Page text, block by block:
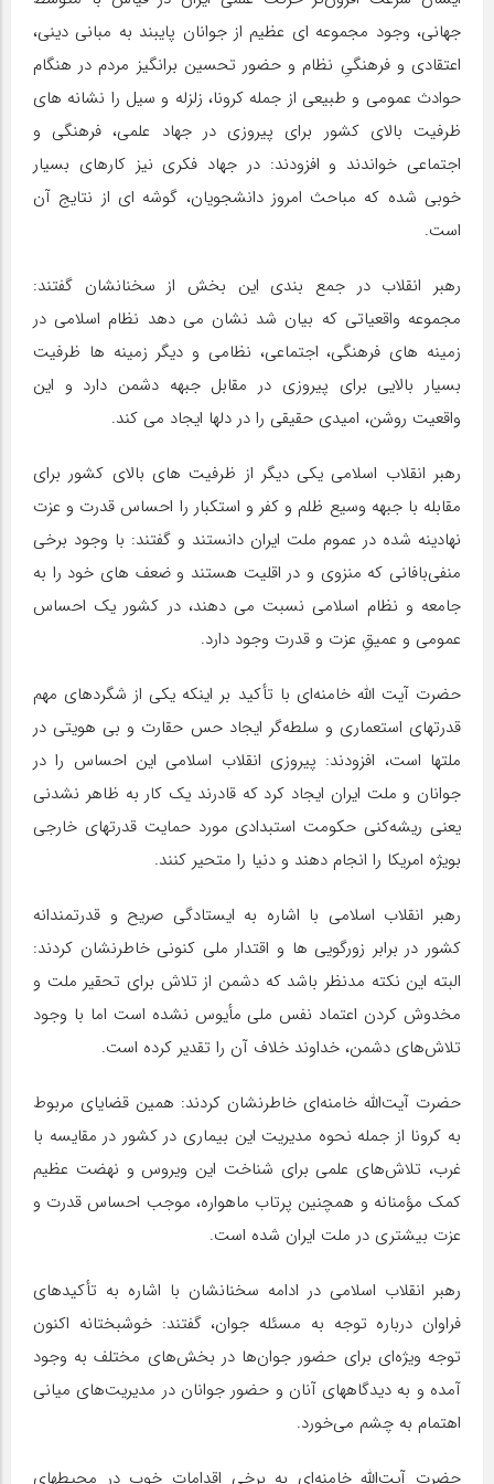
جهانی، وجود مجموعه ای عظیم از جوانان پایبند به مبانی دینی،
اعتقادی و فرهنگیِ نظام و حضور تحسین برانگیز مردم در هنگام
حوادث عمومی و طبیعی از جمله کرونا، زلزله و سیل را نشانه های
ظرفیت بالای کشور برای پیروزی در جهاد علمی، فرهنگی و
اجتماعی خواندند و افزودند: در جهاد فکری نیز کارهای بسیار
خوبی شده که مباحث امروز دانشجویان، گوشه ای از نتایج آن
است.
رهبر انقلاب در جمع بندی این بخش از سخنانشان گفتند:
مجموعه واقعیاتی که بیان شد نشان می دهد نظام اسلامی در
زمینه های فرهنگی، اجتماعی، نظامی و دیگر زمینه ها ظرفیت
بسیار بالایی برای پیروزی در مقابل جبهه دشمن دارد و این
واقعیت روشن، امیدی حقیقی را در دلها ایجاد می کند.
رهبر انقلاب اسلامی یکی دیگر از ظرفیت های بالای کشور برای
مقابله با جبهه وسیع ظلم و کفر و استکبار را احساس قدرت و عزت
نهادینه شده در عموم ملت ایران دانستند و گفتند: با وجود برخی
منفی‌بافانی که منزوی و در اقلیت هستند و ضعف های خود را به
جامعه و نظام اسلامی نسبت می دهند، در کشور یک احساس
عمومی و عمیقِ عزت و قدرت وجود دارد.
حضرت آیت الله خامنه‌ای با تأکید بر اینکه یکی از شگردهای مهم
قدرتهای استعماری و سلطه‌گر ایجاد حس حقارت و بی هویتی در
ملتها است، افزودند: پیروزی انقلاب اسلامی این احساس را در
جوانان و ملت ایران ایجاد کرد که قادرند یک کار به ظاهر نشدنی
یعنی ریشه‌کنی حکومت استبدادی مورد حمایت قدرتهای خارجی
بویژه امریکا را انجام دهند و دنیا را متحیر کنند.
رهبر انقلاب اسلامی با اشاره به ایستادگی صریح و قدرتمندانه
کشور در برابر زورگویی ها و اقتدار ملی کنونی خاطرنشان کردند:
البته این نکته مدنظر باشد که دشمن از تلاش برای تحقیر ملت و
مخدوش کردن اعتماد نفس ملی مأیوس نشده است اما با وجود
تلاش‌های دشمن، خداوند خلاف آن را تقدیر کرده است.
حضرت آیت‌الله خامنه‌ای خاطرنشان کردند: همین قضایای مربوط
به کرونا از جمله نحوه مدیریت این بیماری در کشور در مقایسه با
غرب، تلاش‌های علمی برای شناخت این ویروس و نهضت عظیم
کمک مؤمنانه و همچنین پرتاب ماهواره، موجب احساس قدرت و
عزت بیشتری در ملت ایران شده است.
رهبر انقلاب اسلامی در ادامه سخنانشان با اشاره به تأکیدهای
فراوان درباره توجه به مسئله جوان، گفتند: خوشبختانه اکنون
توجه ویژه‌ای برای حضور جوان‌ها در بخش‌های مختلف به وجود
آمده و به دیدگاههای آنان و حضور جوانان در مدیریت‌های میانی
اهتمام به چشم می‌خورد.
حضرت آیت‌الله خامنه‌ای به برخی اقدامات خوب در محیطهای